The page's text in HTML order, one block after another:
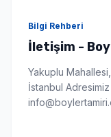
Bilgi Rehberi
İletişim -
Yakuplu
İstanbul